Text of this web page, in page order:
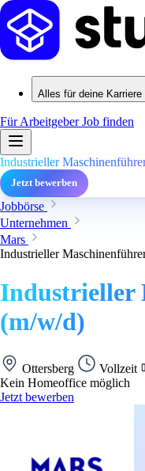
Alles für deine Karriere
Für ArbeitgeberJob finden
Industrieller
Jetzt bewerben
Jobbörse
Unternehmen
Mars
Industrieller
Industrieller
(m/w/d)
Ottersberg Vollzeit
Kein Homeoffice möglich
Jetzt bewerben